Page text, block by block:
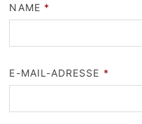
NAME *
E-MAIL-ADRESSE *